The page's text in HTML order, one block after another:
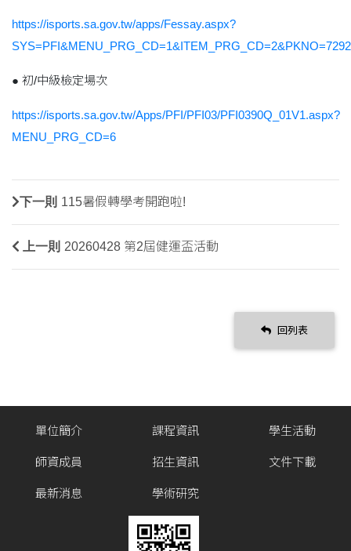
https://isports.sa.gov.tw/apps/Fessay.aspx?
SYS=PFI&MENU_PRG_CD=1&ITEM_PRG_CD=2&PKNO=7292
● 初/中級檢定場次
https://isports.sa.gov.tw/Apps/PFI/PFI03/PFI0390Q_01V1.aspx?
MENU_PRG_CD=6
下一則 115暑假轉學考開跑啦!
上一則 20260428 第2屆健運盃活動
回列表
單位簡介
師資成員
最新消息
課程資訊
招生資訊
學術研究
學生活動
文件下載